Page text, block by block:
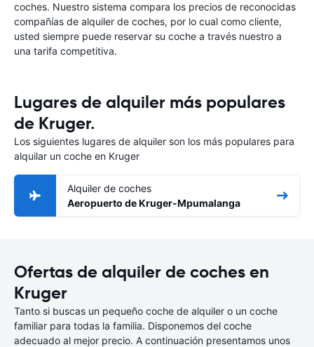
coches. Nuestro sistema compara los precios de reconocidas
compañías de alquiler de coches, por lo cual como cliente,
usted siempre puede reservar su coche a través nuestro a
una tarifa competitiva.
Lugares de alquiler más populares
de Kruger.
Los siguientes lugares de alquiler son los más populares para
alquilar un coche en Kruger
Alquiler de coches
Aeropuerto de Kruger-Mpumalanga
Ofertas de alquiler de coches en
Kruger
Tanto si buscas un pequeño coche de alquiler o un coche
familiar para todas la familia. Disponemos del coche
adecuado al mejor precio. A continuación presentamos unos